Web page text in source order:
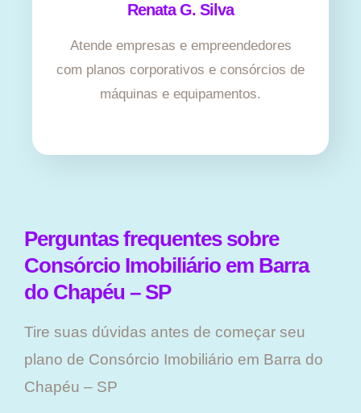
Renata G. Silva
Atende empresas e empreendedores
com planos corporativos e consórcios de
máquinas e equipamentos.
Perguntas frequentes sobre
Consórcio Imobiliário em Barra
do Chapéu – SP
Tire suas dúvidas antes de começar seu
plano ​de Consórcio Imobiliário em Barra do
Chapéu – SP